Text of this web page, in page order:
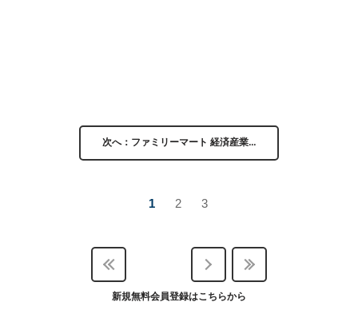
次へ：ファミリーマート 経済産業…
1 2 3
新規無料会員登録はこちらから